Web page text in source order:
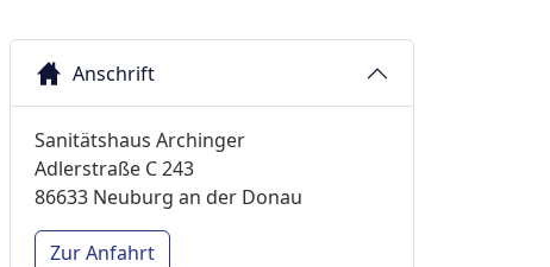
Anschrift
Sanitätshaus Archinger
Adlerstraße C 243
86633 Neuburg an der Donau
Zur Anfahrt